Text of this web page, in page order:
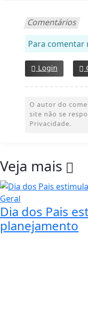
Comentários
Para comentar
Login
O autor do
site não se
Privacidade.
Veja mais
Geral
Dia dos Pais
planejamento